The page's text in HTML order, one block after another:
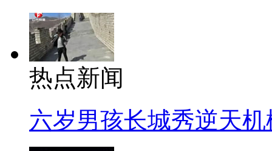
热点新闻
六岁男孩长城秀逆天机